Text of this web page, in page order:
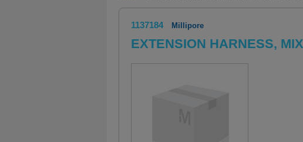
1137184 Millipore
EXTENSION HARNESS,